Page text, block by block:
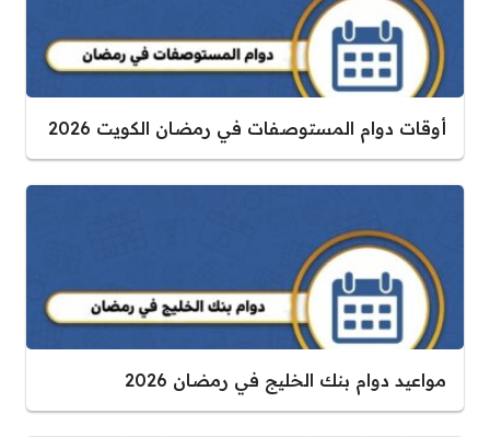
أوقات دوام المستوصفات في رمضان الكويت 2026
مواعيد دوام بنك الخليج في رمضان 2026